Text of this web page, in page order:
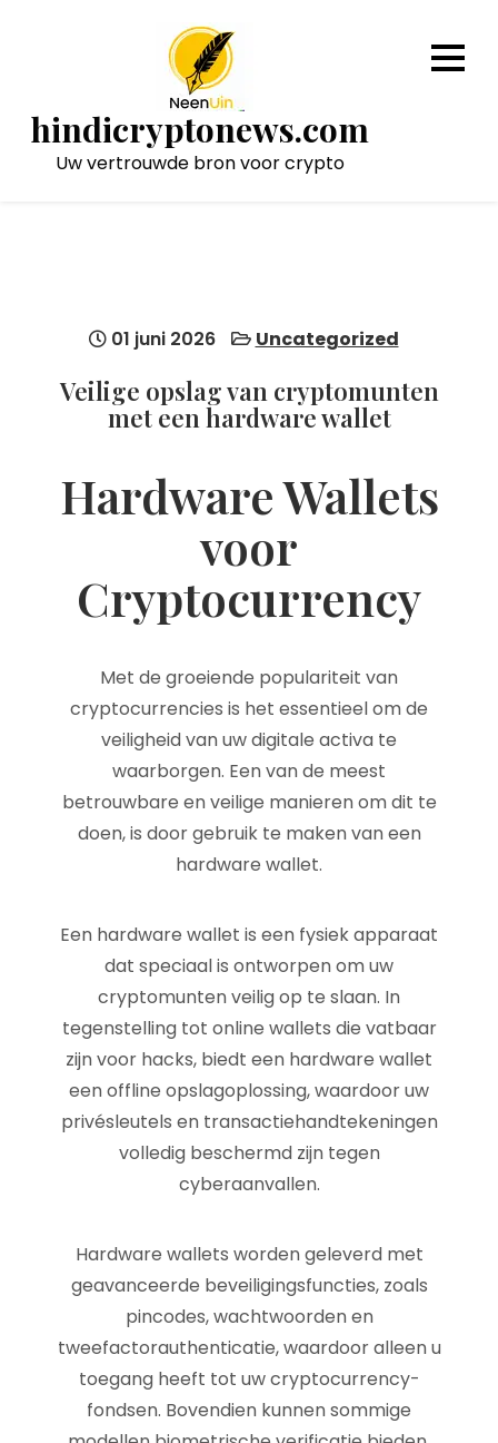
hindicryptonews.com
Uw vertrouwde bron voor crypto
01 juni 2026 Uncategorized
Veilige opslag van cryptomunten
met een hardware wallet
Hardware Wallets
voor
Cryptocurrency
Met de groeiende populariteit van
cryptocurrencies is het essentieel om de
veiligheid van uw digitale activa te
waarborgen. Een van de meest
betrouwbare en veilige manieren om dit te
doen, is door gebruik te maken van een
hardware wallet.
Een hardware wallet is een fysiek apparaat
dat speciaal is ontworpen om uw
cryptomunten veilig op te slaan. In
tegenstelling tot online wallets die vatbaar
zijn voor hacks, biedt een hardware wallet
een offline opslagoplossing, waardoor uw
privésleutels en transactiehandtekeningen
volledig beschermd zijn tegen
cyberaanvallen.
Hardware wallets worden geleverd met
geavanceerde beveiligingsfuncties, zoals
pincodes, wachtwoorden en
tweefactorauthenticatie, waardoor alleen u
toegang heeft tot uw cryptocurrency-
fondsen. Bovendien kunnen sommige